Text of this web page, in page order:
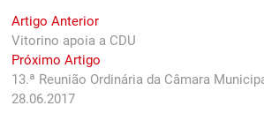
Navegação
de
artigos
Artigo AnteriorPrevious
post:
Vitorino apoia a CDU
Próximo Artigo
post:
13.ª Reunião Ordinária da Câmara
28.06.2017